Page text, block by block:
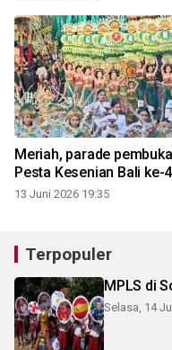
Meriah, parade
Pesta Kesenian Bali ke-
13 Juni 2026 19:35
Terpopuler
MPLS di
Selasa, 14